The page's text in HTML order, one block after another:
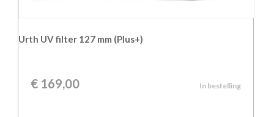
Urth UV filter 127 mm (Plus+)
€ 169,00 In bestelling